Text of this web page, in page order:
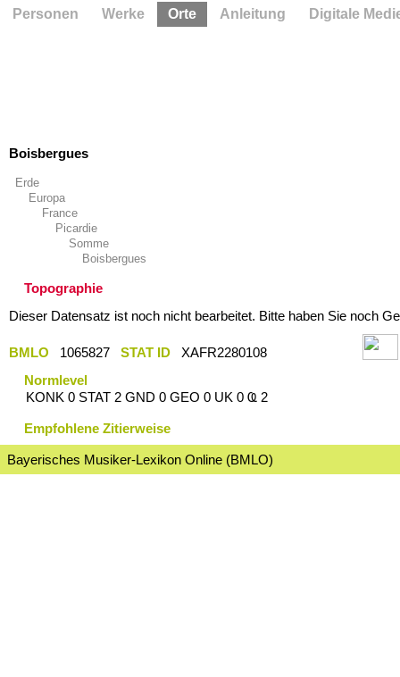
Boisbergues
Erde
Europa
France
Picardie
Somme
Boisbergues
Topographie
Dieser Datensatz ist noch nicht bearbeitet. Bitte haben Sie noch
BMLO 1065827 STAT ID
XAFR2280108
Normlevel
KONK 0 STAT 2 GND 0 GEO 0 UK 0 Ҩ 2
Empfohlene Zitierweise
Bayerisches Musiker-Lexikon Online (BMLO)
Personen Werke Orte Anleitung Digitale